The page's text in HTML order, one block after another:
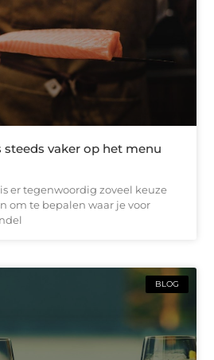
steeds vaker op het menu
er tegenwoordig zoveel keuze
om te bepalen waar je voor
BLOG